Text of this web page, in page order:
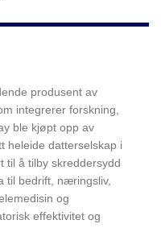
produsent av
integrerer forskning,
ble kjøpt opp av
heleide datterselskap i
til å tilby skreddersydd
til bedrift, næringsliv,
og
effektivitet og